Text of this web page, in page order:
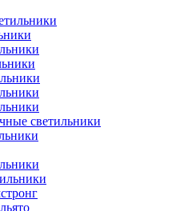
светильники